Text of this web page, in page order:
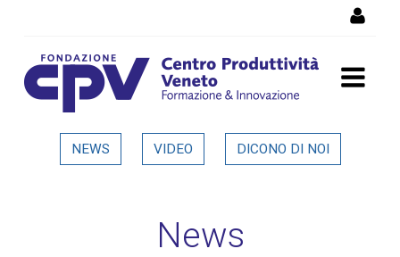
Dettaglio in evidenza
NEWS VIDEO DICONO DI NOI
News